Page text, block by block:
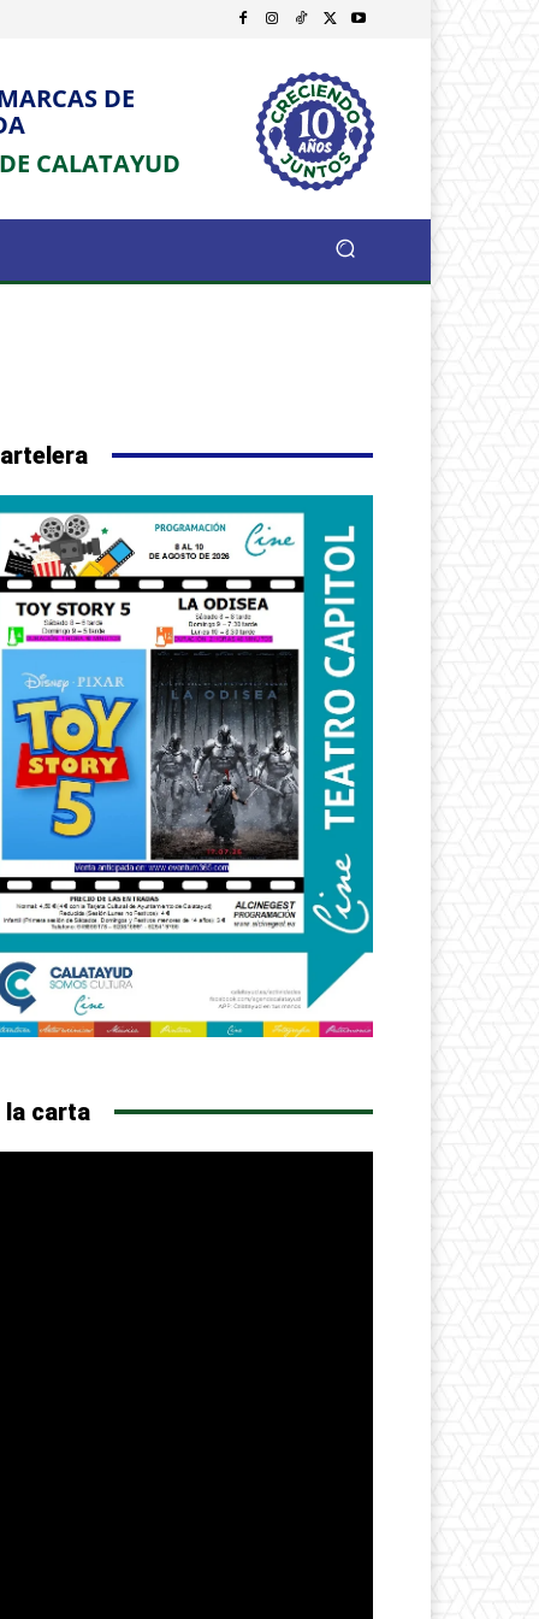
DE
CALATAYUD
la carta